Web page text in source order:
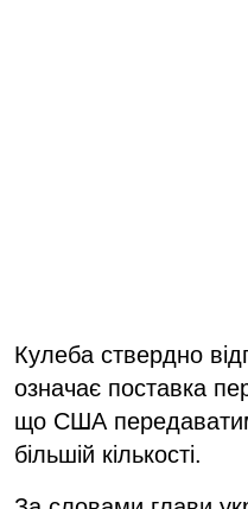
Кулеба ствердно
означає поставка
що США
більшій кількості.